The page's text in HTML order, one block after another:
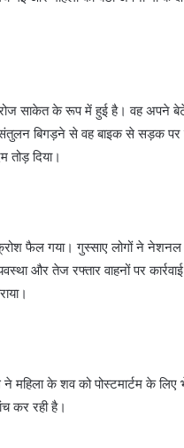
साकेत के रूप में हुई है। वह अपने
संतुलन बिगड़ने से वह बाइक से सड़क
तोड़ दिया।
फैल गया। गुस्साए लोगों ने
और तेज रफ्तार वाहनों पर
के शव को पोस्टमार्टम के
कर रही है।